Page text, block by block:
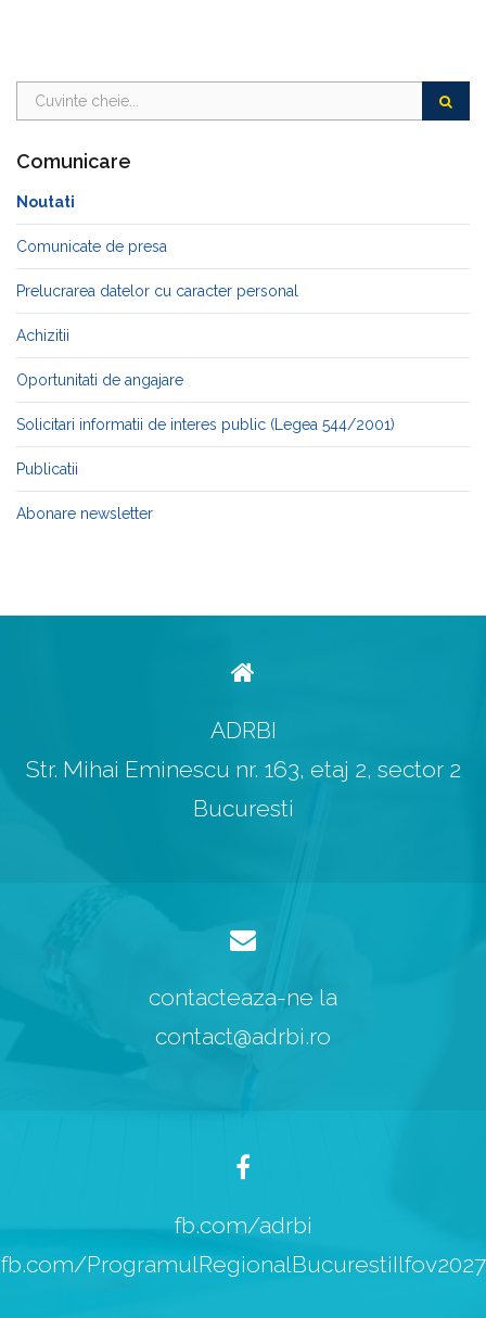
Comunicare
Noutati
Comunicate de presa
Prelucrarea datelor cu caracter personal
Achizitii
Oportunitati de angajare
Solicitari informatii de interes public (Legea 544/2001)
Publicatii
Abonare newsletter
ADRBI
Str. Mihai Eminescu nr. 163, etaj 2, sector 2
Bucuresti
contacteaza-ne la
contact@adrbi.ro
fb.com/adrbi
fb.com/ProgramulRegionalBucurestiIlfov2027